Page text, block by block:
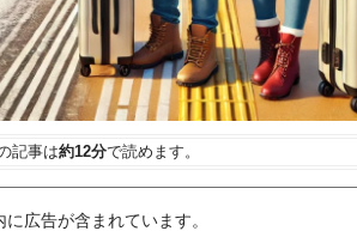
記事は約12分で読めます。
に広告が含まれています。